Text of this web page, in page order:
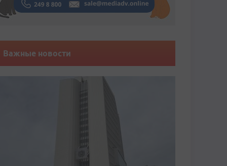
Важные новости